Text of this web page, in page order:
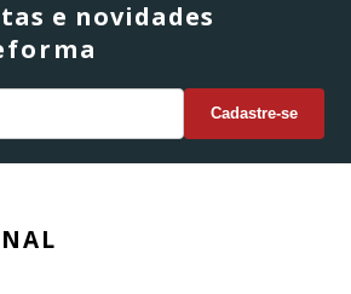
e novidades